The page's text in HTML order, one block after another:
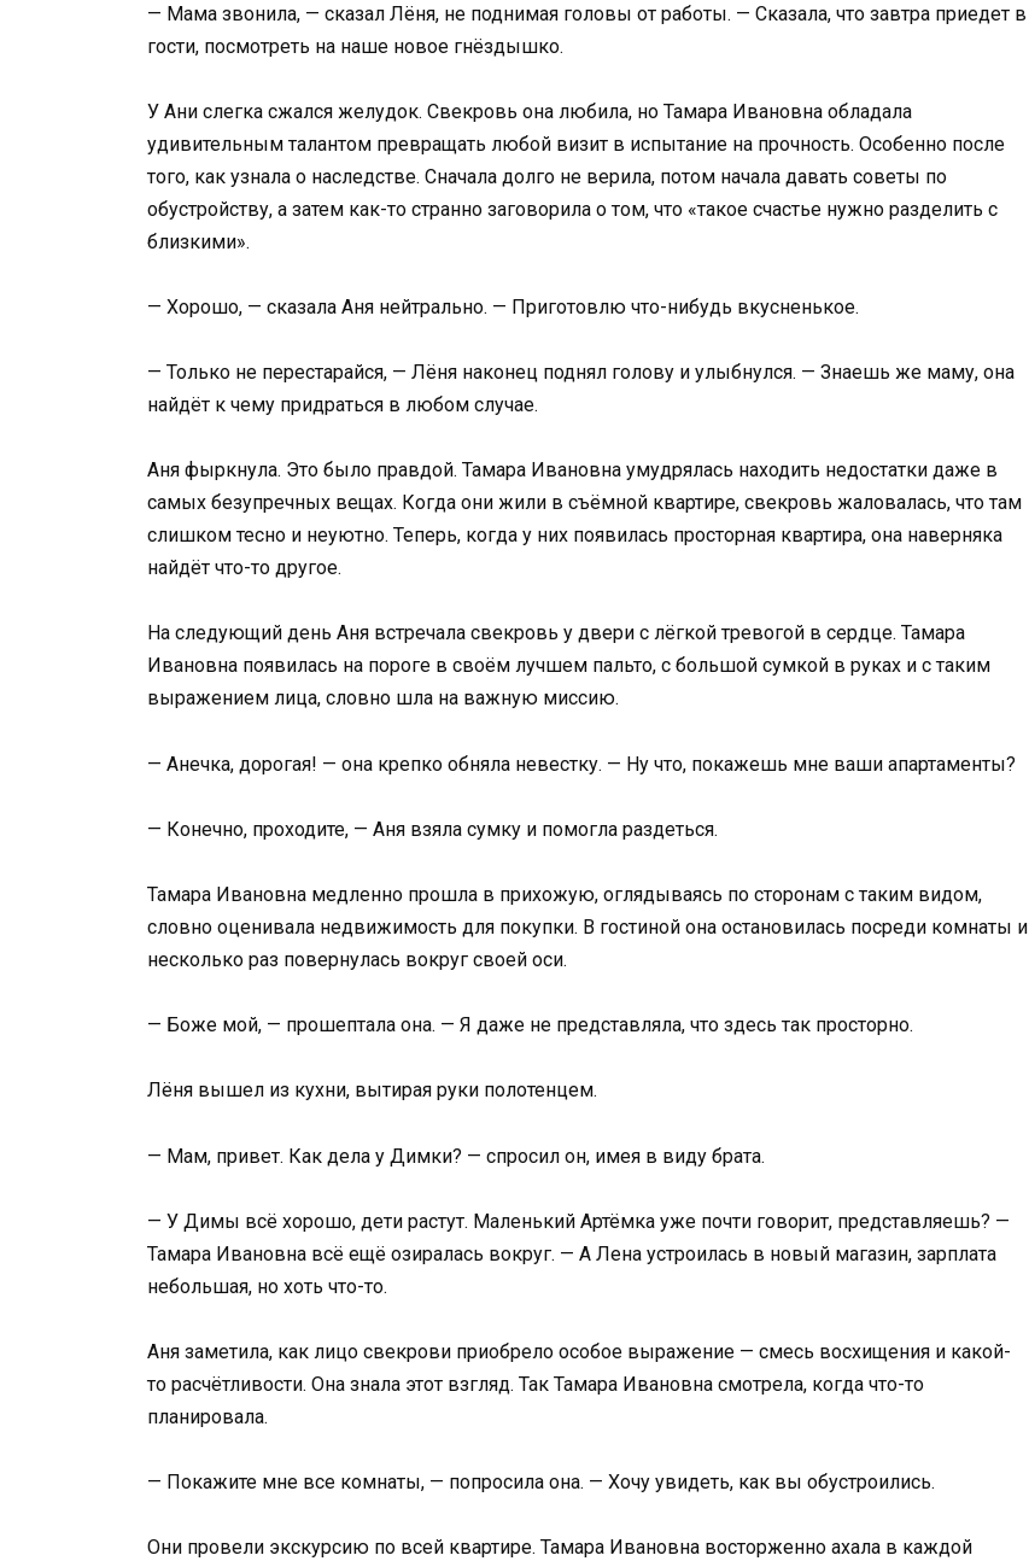
— Мама звонила, — сказал Лёня, не поднимая головы от работы. — Сказала, что завтра приедет в
гости, посмотреть на наше новое гнёздышко.
У Ани слегка сжался желудок. Свекровь она любила, но Тамара Ивановна обладала
удивительным талантом превращать любой визит в испытание на прочность. Особенно после
того, как узнала о наследстве. Сначала долго не верила, потом начала давать советы по
обустройству, а затем как-то странно заговорила о том, что «такое счастье нужно разделить с
близкими».
— Хорошо, — сказала Аня нейтрально. — Приготовлю что-нибудь вкусненькое.
— Только не перестарайся, — Лёня наконец поднял голову и улыбнулся. — Знаешь же маму, она
найдёт к чему придраться в любом случае.
Аня фыркнула. Это было правдой. Тамара Ивановна умудрялась находить недостатки даже в
самых безупречных вещах. Когда они жили в съёмной квартире, свекровь жаловалась, что там
слишком тесно и неуютно. Теперь, когда у них появилась просторная квартира, она наверняка
найдёт что-то другое.
На следующий день Аня встречала свекровь у двери с лёгкой тревогой в сердце. Тамара
Ивановна появилась на пороге в своём лучшем пальто, с большой сумкой в руках и с таким
выражением лица, словно шла на важную миссию.
— Анечка, дорогая! — она крепко обняла невестку. — Ну что, покажешь мне ваши апартаменты?
— Конечно, проходите, — Аня взяла сумку и помогла раздеться.
Тамара Ивановна медленно прошла в прихожую, оглядываясь по сторонам с таким видом,
словно оценивала недвижимость для покупки. В гостиной она остановилась посреди комнаты и
несколько раз повернулась вокруг своей оси.
— Боже мой, — прошептала она. — Я даже не представляла, что здесь так просторно.
Лёня вышел из кухни, вытирая руки полотенцем.
— Мам, привет. Как дела у Димки? — спросил он, имея в виду брата.
— У Димы всё хорошо, дети растут. Маленький Артёмка уже почти говорит, представляешь? —
Тамара Ивановна всё ещё озиралась вокруг. — А Лена устроилась в новый магазин, зарплата
небольшая, но хоть что-то.
Аня заметила, как лицо свекрови приобрело особое выражение — смесь восхищения и какой-
то расчётливости. Она знала этот взгляд. Так Тамара Ивановна смотрела, когда что-то
планировала.
— Покажите мне все комнаты, — попросила она. — Хочу увидеть, как вы обустроились.
Они провели экскурсию по всей квартире. Тамара Ивановна восторженно ахала в каждой